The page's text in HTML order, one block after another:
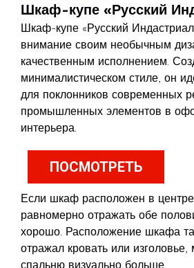
Шкаф-купе «Русский
Шкаф-купе «Русский
внимание своим необычным
качественным исполнением.
минималистическом стиле, он
для поклонников современных
промышленных элементов в
интерьера.
ПОСМОТРЕТЬ
Если шкаф расположен в
равномерно отражать обе
хорошо. Расположение шкафа
отражал кровать или изголовье,
спальню визуально больше.